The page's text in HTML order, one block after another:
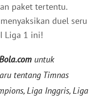
paket tertentu.
duel seru
Liga 1 ini!
untuk
tentang Timnas
Liga Inggris, Liga